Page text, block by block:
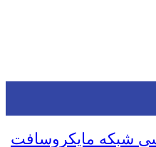
شبکه مایکروسافت